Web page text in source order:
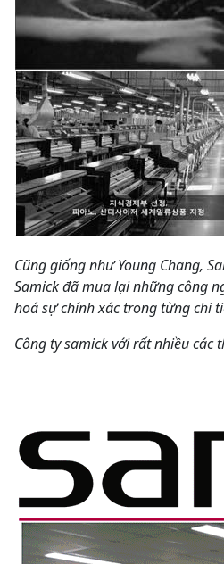
Cũng giống như Young Chang,
Samick đã mua lại những công
hoá sự chính xác trong từng chi
Công ty samick với rất nhiều các